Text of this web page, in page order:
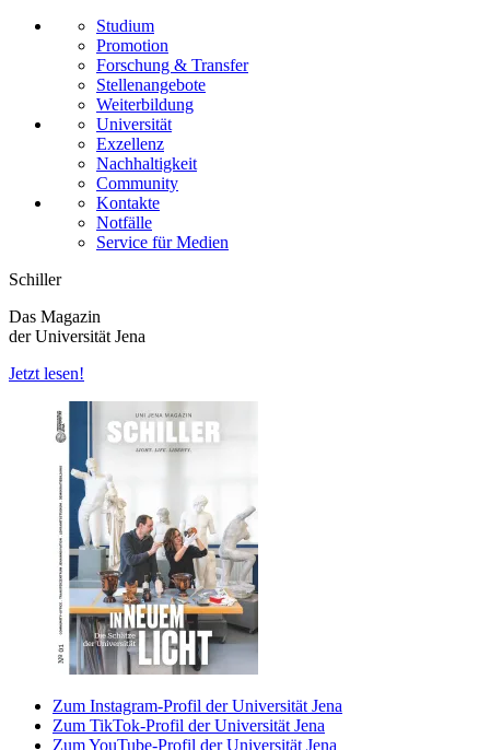
Studium
Promotion
Forschung & Transfer
Stellenangebote
Weiterbildung
Universität
Exzellenz
Nachhaltigkeit
Community
Kontakte
Notfälle
Service für Medien
Schiller
Das Magazin
der Universität Jena
Jetzt lesen!
Zum Instagram-Profil der Universität Jena
Zum TikTok-Profil der Universität Jena
Zum YouTube-Profil der Universität Jena